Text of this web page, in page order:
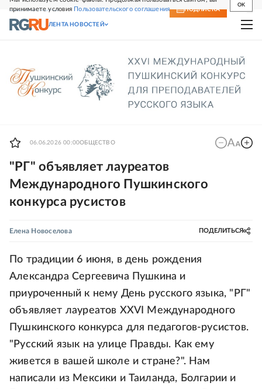
принимаете условия Пользовательского соглашения
OK
СВЕЖИЙ НОМЕР ПОДПИСКА
ЛЕНТА НОВОСТЕЙ
06.06.2026 00:00ОБЩЕСТВО
"РГ" объявляет лауреатов
Международного Пушкинского
конкурса русистов
Елена Новоселова ПОДЕЛИТЬСЯ
По традиции 6 июня, в день рождения
Александра Сергеевича Пушкина и
приуроченный к нему День русского языка, "РГ"
объявляет лауреатов XXVI Международного
Пушкинского конкурса для педагогов-русистов.
"Русский язык на улице Правды. Как ему
живется в вашей школе и стране?". Нам
написали из Мексики и Таиланда, Болгарии и